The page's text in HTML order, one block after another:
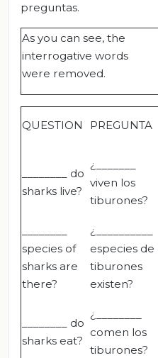
preguntas.
As you can see, the
interrogative words
were removed.
QUESTION PREGUNTA
________ do
sharks live?
¿_______
viven los
tiburones?
species of
sharks are
there?
¿__________
especies de
tiburones
existen?
________ do
sharks eat?
¿________
comen los
tiburones?